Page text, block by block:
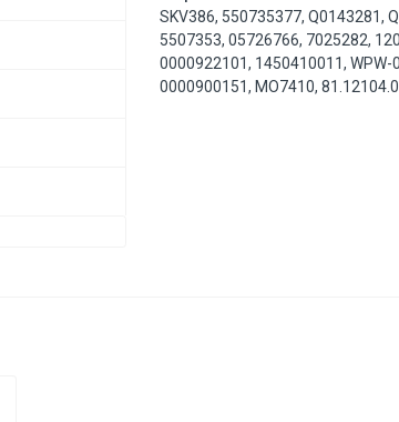
SKV386, 550735377,Q0143281,
5507353,05726766, 7025282,
0000922101, 1450410011,WPW-
0000900151, MO7410,